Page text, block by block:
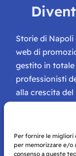
Per fornire le migliori
per memorizzare e/o
consenso a queste
Storie di
web di
gestito in
professionisti
alla crescita
tessera di
e inviti ad